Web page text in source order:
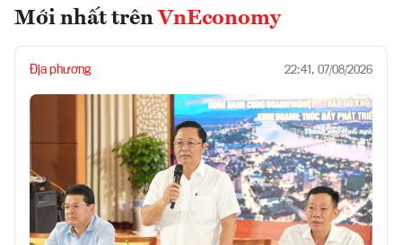
Mới nhất trên VnEconomy
Địa phương 22:41, 07/08/2026